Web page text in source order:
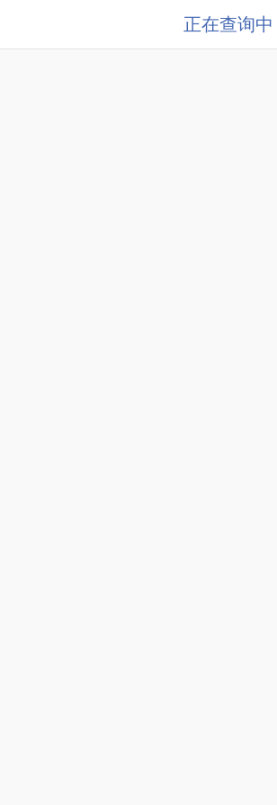
正在查询中